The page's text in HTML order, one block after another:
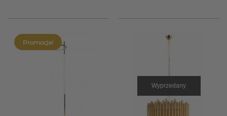
Promocja!
Wyprzedany